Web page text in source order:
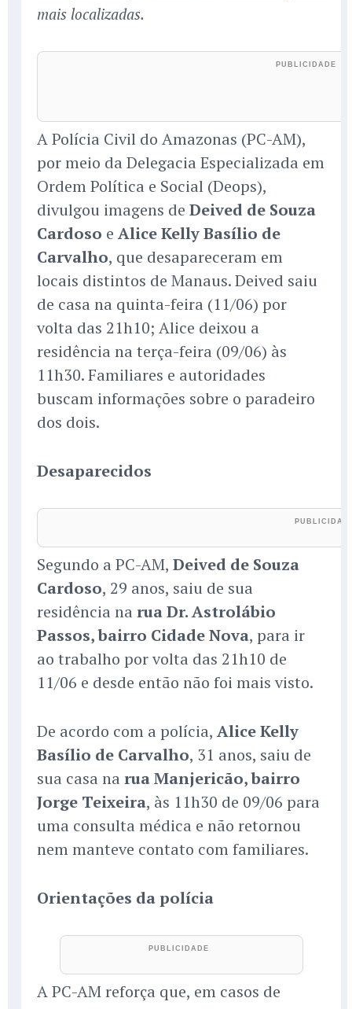
mais localizadas.
A Polícia Civil do Amazonas (PC-AM),
por meio da Delegacia Especializada em
Ordem Política e Social (Deops),
divulgou imagens de Deived de Souza
Cardoso e Alice Kelly Basílio de
Carvalho, que desapareceram em
locais distintos de Manaus. Deived saiu
de casa na quinta-feira (11/06) por
volta das 21h10; Alice deixou a
residência na terça-feira (09/06) às
11h30. Familiares e autoridades
buscam informações sobre o paradeiro
dos dois.
Desaparecidos
Segundo a PC-AM, Deived de Souza
Cardoso, 29 anos, saiu de sua
residência na rua Dr. Astrolábio
Passos, bairro Cidade Nova, para ir
ao trabalho por volta das 21h10 de
11/06 e desde então não foi mais visto.
De acordo com a polícia, Alice Kelly
Basílio de Carvalho, 31 anos, saiu de
sua casa na rua Manjericão, bairro
Jorge Teixeira, às 11h30 de 09/06 para
uma consulta médica e não retornou
nem manteve contato com familiares.
Orientações da polícia
A PC-AM reforça que, em casos de